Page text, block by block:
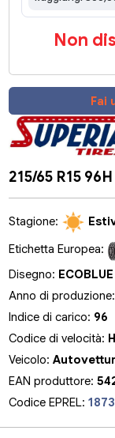
Non
Fai
215/65 R15
Stagione:
Etichetta Europea:
Disegno:
Anno di produzione:
Indice di carico: 96
Codice di velocità:
Veicolo:
EAN produttore:
Codice EPREL: